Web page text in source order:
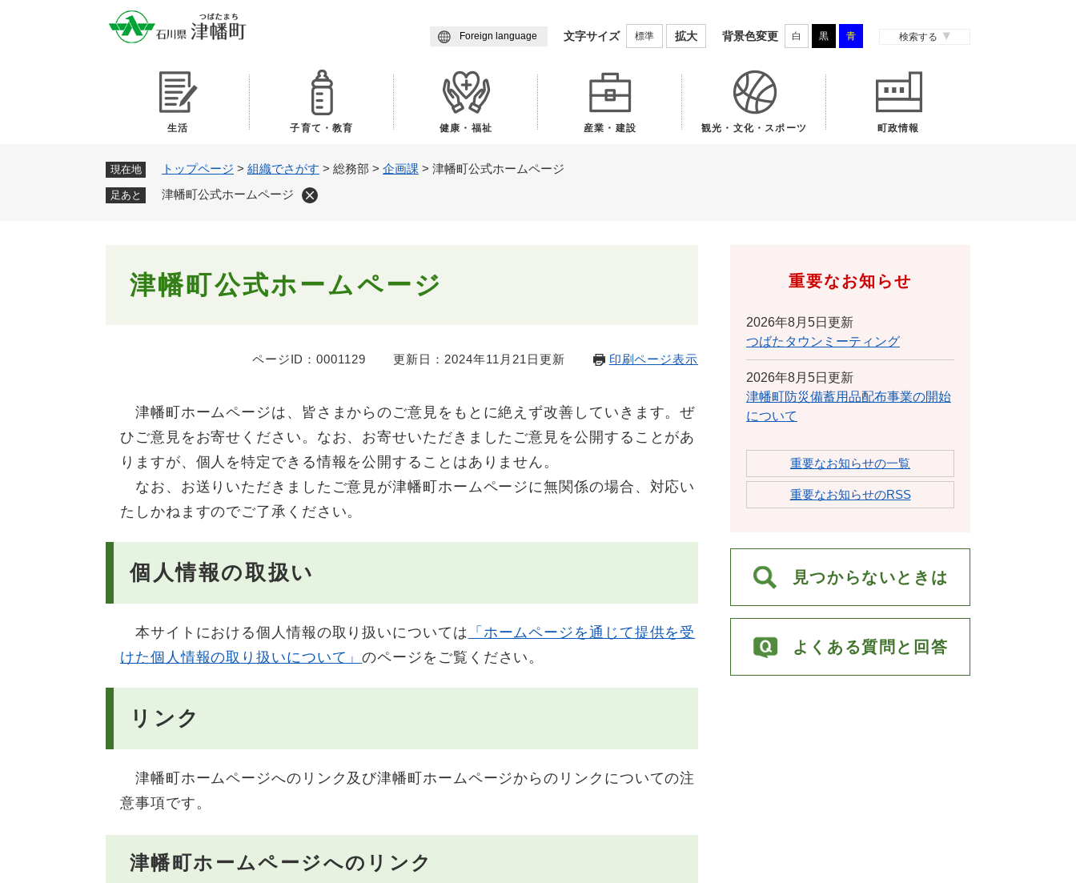
Foreign language 文字サイズ 標準 拡大 背景色変更 白 黒 青 検索する
生活 子育て・教育 健康・福祉 産業・建設 観光・文化・スポーツ 町政情報
現在地 トップページ > 組織でさがす > 総務部 > 企画課 > 津幡町公式ホームページ
足あと 津幡町公式ホームページ
津幡町公式ホームページ
ページID：0001129 更新日：2024年11月21日更新 印刷ページ表示
津幡町ホームページは、皆さまからのご意見をもとに絶えず改善していきます。ぜ
ひご意見をお寄せください。なお、お寄せいただきましたご意見を公開することがあ
りますが、個人を特定できる情報を公開することはありません。
なお、お送りいただきましたご意見が津幡町ホームページに無関係の場合、対応い
たしかねますのでご了承ください。
個人情報の取扱い
本サイトにおける個人情報の取り扱いについては 「ホームページを通じて提供を受
けた個人情報の取り扱いについて」のページをご覧ください。
リンク
津幡町ホームページへのリンク及び津幡町ホームページからのリンクについての注
意事項です。
津幡町ホームページへのリンク
重要なお知らせ
2026年8月5日更新
つばたタウンミーティング
2026年8月5日更新
津幡町防災備蓄用品配布事業の開始
について
重要なお知らせの一覧
重要なお知らせのRSS
見つからないときは
よくある質問と回答